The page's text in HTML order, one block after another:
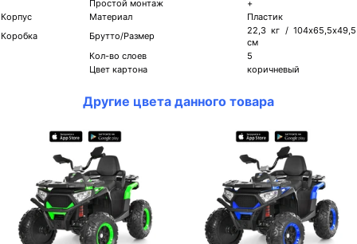
Простой монтаж
+
Корпус
Материал
Пластик
Коробка
Брутто/Размер
22,3 кг / 104х65,5х49,5
см
Кол-во слоев
5
Цвет картона
коричневый
Другие цвета данного товара